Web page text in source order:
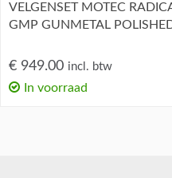
VELGENSET MOTEC
GMP GUNMETAL
€ 949.00 incl. btw
In voorraad